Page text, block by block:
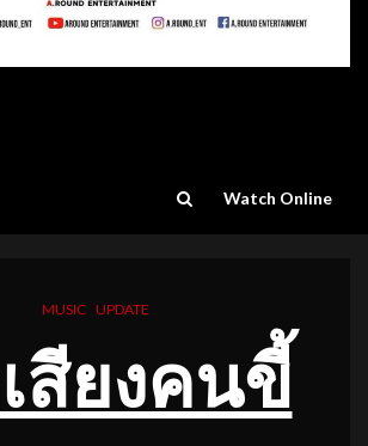
Watch Online
MUSIC UPDATE
สียงคนขี้